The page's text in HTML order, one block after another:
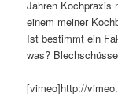
Jahren Kochpraxis
einem meiner
Ist bestimmt ein
was?
[vimeo]http://